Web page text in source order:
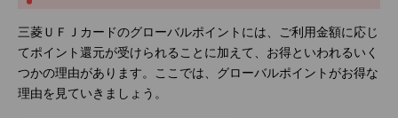
三菱ＵＦＪカードのグローバルポイントには、ご利用金額に応じ
てポイント還元が受けられることに加えて、お得といわれるいく
つかの理由があります。ここでは、グローバルポイントがお得な
理由を見ていきましょう。